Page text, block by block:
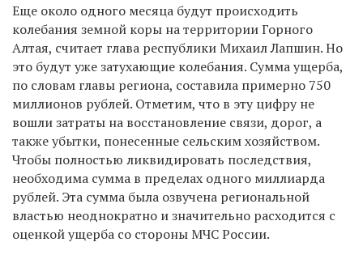
Еще около одного месяца будут происходить
колебания земной коры на территории Горного
Алтая, считает глава республики Михаил Лапшин. Но
это будут уже затухающие колебания. Сумма ущерба,
по словам главы региона, составила примерно 750
миллионов рублей. Отметим, что в эту цифру не
вошли затраты на восстановление связи, дорог, а
также убытки, понесенные сельским хозяйством.
Чтобы полностью ликвидировать последствия,
необходима сумма в пределах одного миллиарда
рублей. Эта сумма была озвучена региональной
властью неоднократно и значительно расходится с
оценкой ущерба со стороны МЧС России.